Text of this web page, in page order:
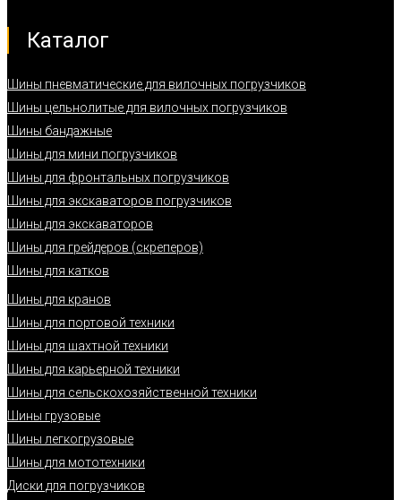
Каталог
Шины пневматические для вилочных погрузчиков
Шины цельнолитые для вилочных погрузчиков
Шины бандажные
Шины для мини погрузчиков
Шины для фронтальных погрузчиков
Шины для экскаваторов погрузчиков
Шины для экскаваторов
Шины для грейдеров (скреперов)
Шины для катков
Шины для кранов
Шины для портовой техники
Шины для шахтной техники
Шины для карьерной техники
Шины для сельскохозяйственной техники
Шины грузовые
Шины легкогрузовые
Шины для мототехники
Диски для погрузчиков